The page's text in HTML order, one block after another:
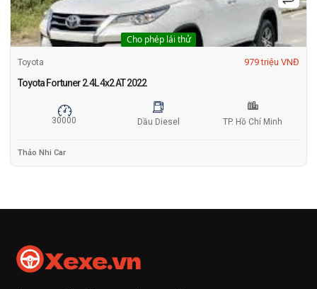
Cho phép lái thử
Toyota 979 triệu VNĐ
Toyota Fortuner 2.4L 4x2 AT 2022
30000 Dầu Diesel TP. Hồ Chí Minh
Thảo Nhi Car